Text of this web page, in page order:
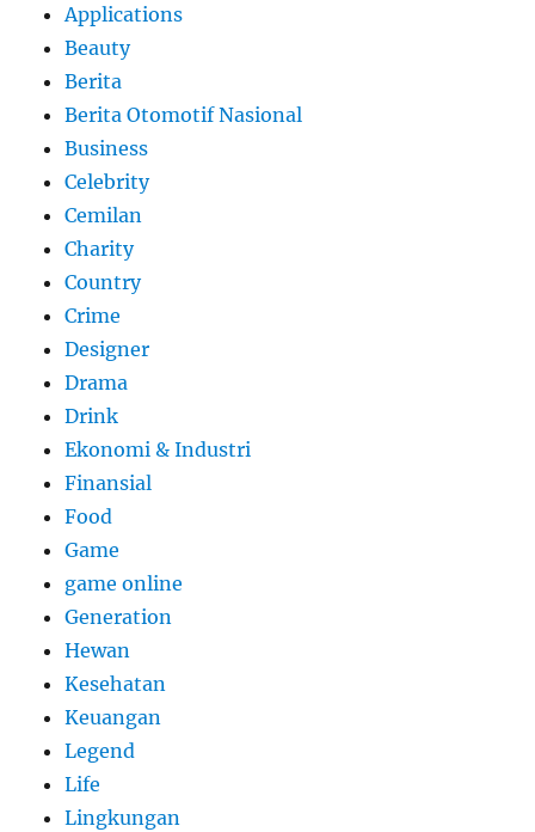
Applications
Beauty
Berita
Berita Otomotif Nasional
Business
Celebrity
Cemilan
Charity
Country
Crime
Designer
Drama
Drink
Ekonomi & Industri
Finansial
Food
Game
game online
Generation
Hewan
Kesehatan
Keuangan
Legend
Life
Lingkungan